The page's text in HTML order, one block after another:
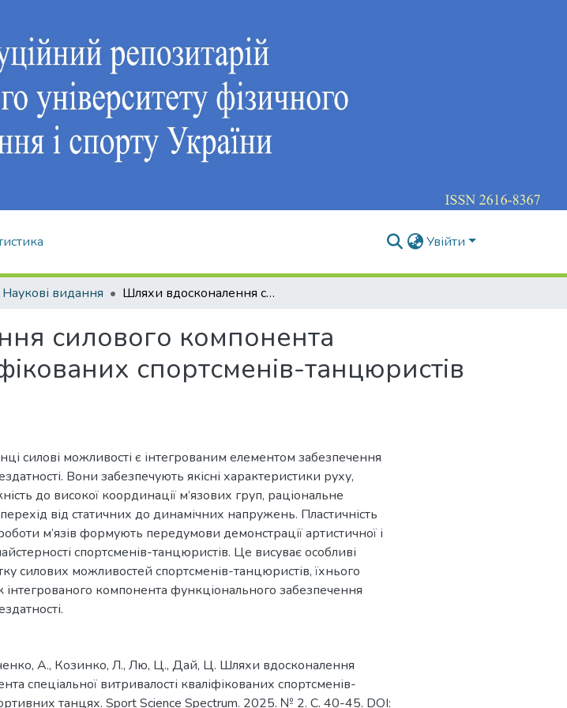
Увійти
Наукові видання Шляхи вдосконалення силового компонента спеціальної витривалості кваліфікованих спортсменів-танцюристів у спортивних танцях
силового компонента
спортсменів-танцюристів
силові можливості є інтегрованим елементом забезпечення
Вони забезпечують якісні характеристики руху,
до високої координації м’язових груп, раціональне
від статичних до динамічних напружень. Пластичність
м’язів формують передумови демонстрації артистичної і
спортсменів-танцюристів. Це висуває особливі
силових можливостей спортсменів-танцюристів, їхнього
інтегрованого компонента функціонального забезпечення
А., Козинко, Л., Лю, Ц., Дай, Ц. Шляхи вдосконалення
спеціальної витривалості кваліфікованих спортсменів-
танцях. Sport Science Spectrum. 2025. № 2. С. 40-45. DOI: